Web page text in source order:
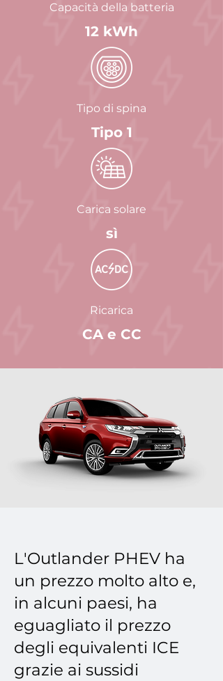
Capacità della batteria
12 kWh
Tipo di spina
Tipo 1
Carica solare
sì
Ricarica
CA e CC
L'Outlander PHEV ha
un prezzo molto alto e,
in alcuni paesi, ha
eguagliato il prezzo
degli equivalenti ICE
grazie ai sussidi